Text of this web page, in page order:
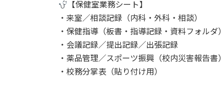
【保健室業務シート】
・来室／相談記録（内科・外科・相談）
・保健指導（板書・指導記録・資料フォルダ）
・会議記録／提出記録／出張記録
・薬品管理／スポーツ振興（校内災害報告書）
・校務分掌表（貼り付け用）